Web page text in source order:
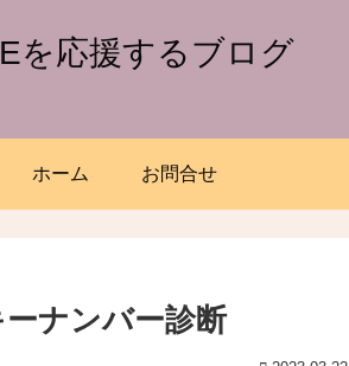
を応援するブログ
ホーム お問合せ
ナンバー診断